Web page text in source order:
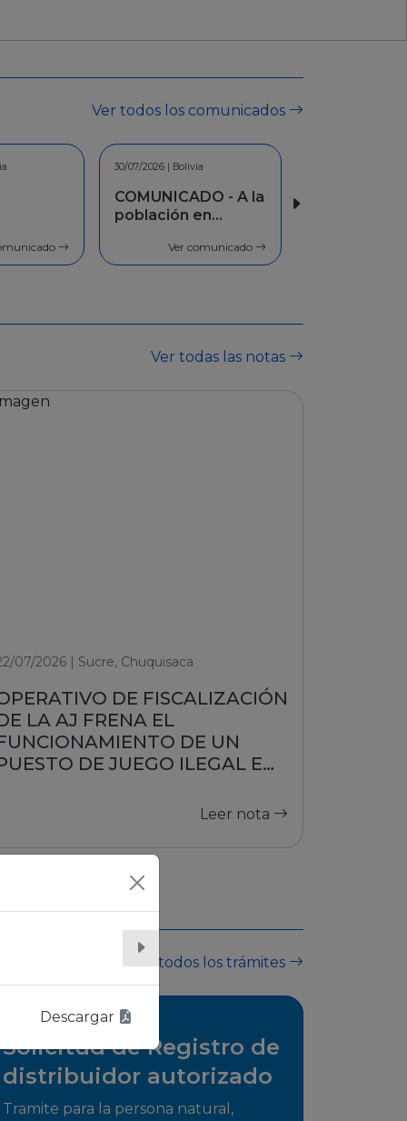
Ver todos los comunicados
2026 | Bolivia
- A la
Ver comunicado
2026 | Bolivia
- A la
Ver comunicado
30/06/2026 | Bolivia
INFORMACION -
Facilidades de
Ver comunicado
Descargar
Ver todas las notas
07/2026 | Sucre, Chuquisaca
DE FISCALIZACIÓN
LA AJ FRENA EL
DE UN
DE JUEGO ILEGAL EN
Leer nota
Ver todos los trámites
Solicitud de Registro de
distribuidor autorizado
Tramite para la persona natural,